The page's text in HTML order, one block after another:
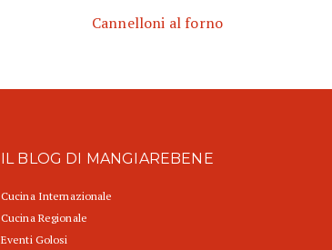
Cannelloni al forno
IL BLOG DI MANGIAREBENE
Cucina Internazionale
Cucina Regionale
Eventi Golosi